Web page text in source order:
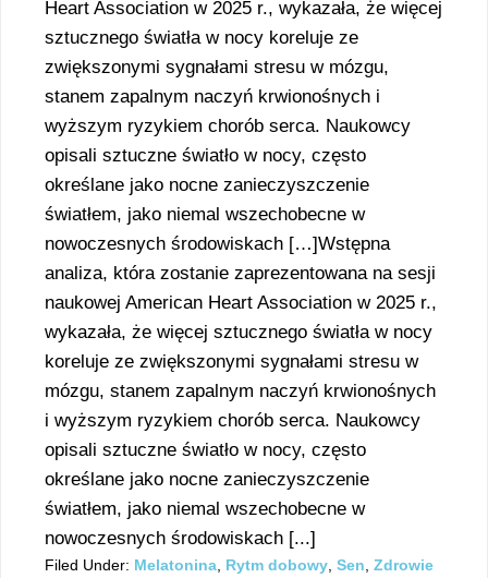
Heart Association w 2025 r., wykazała, że więcej
sztucznego światła w nocy koreluje ze
zwiększonymi sygnałami stresu w mózgu,
stanem zapalnym naczyń krwionośnych i
wyższym ryzykiem chorób serca. Naukowcy
opisali sztuczne światło w nocy, często
określane jako nocne zanieczyszczenie
światłem, jako niemal wszechobecne w
nowoczesnych środowiskach […]Wstępna
analiza, która zostanie zaprezentowana na sesji
naukowej American Heart Association w 2025 r.,
wykazała, że więcej sztucznego światła w nocy
koreluje ze zwiększonymi sygnałami stresu w
mózgu, stanem zapalnym naczyń krwionośnych
i wyższym ryzykiem chorób serca. Naukowcy
opisali sztuczne światło w nocy, często
określane jako nocne zanieczyszczenie
światłem, jako niemal wszechobecne w
nowoczesnych środowiskach [...]
Filed Under: Melatonina Rytm dobowy Sen Zdrowie